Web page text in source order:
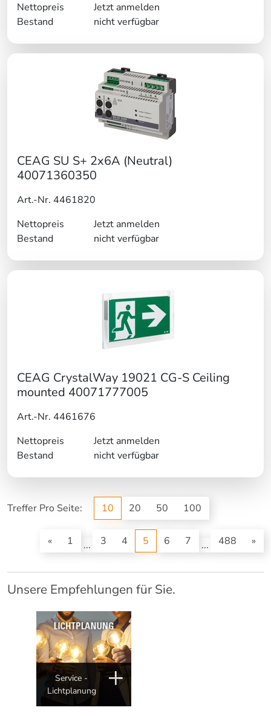
Nettopreis
Jetzt anmelden
Bestand
nicht verfügbar
CEAG SU S+ 2x6A (Neutral)
40071360350
Art.-Nr. 4461820
Nettopreis
Jetzt anmelden
Bestand
nicht verfügbar
CEAG CrystalWay 19021 CG-S Ceiling
mounted 40071777005
Art.-Nr. 4461676
Nettopreis
Jetzt anmelden
Bestand
nicht verfügbar
Treffer Pro Seite: 10 20 50 100
« 1 ... 3 4 5 (current)
6 7 ... 488 »
Unsere Empfehlungen für Sie.
Service -
Lichtplanung